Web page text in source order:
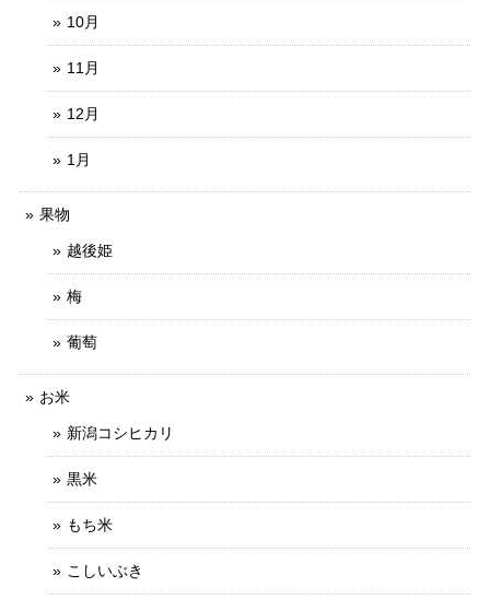
10月
11月
12月
1月
果物
越後姫
梅
葡萄
お米
新潟コシヒカリ
黒米
もち米
こしいぶき